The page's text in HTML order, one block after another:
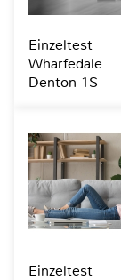
Einzeltest
Wharfedale
Denton 1S
Einzeltest